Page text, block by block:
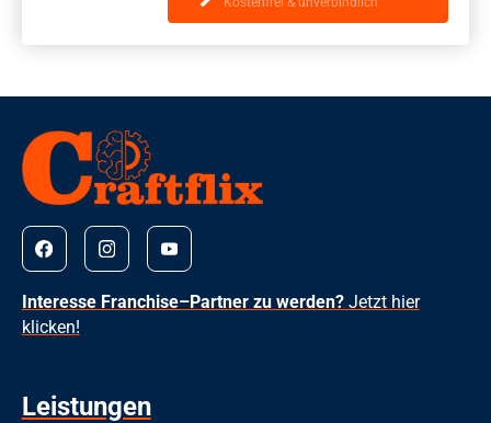
Interesse Franchise–Partner zu werden?Jetzt hier
klicken!
Leistungen